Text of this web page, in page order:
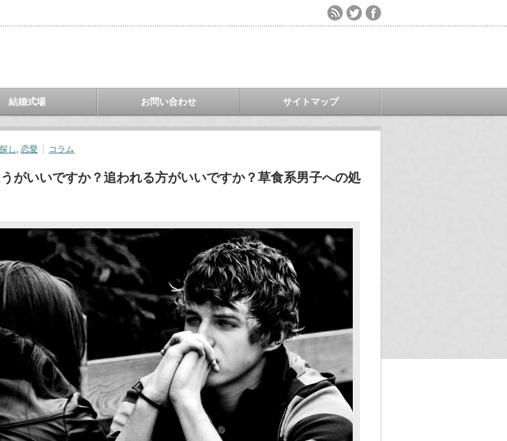
結婚式場 お問い合わせ サイトマップ
し , 恋愛 コラム
がいいですか？追われる方がいいですか？草食系男子への処